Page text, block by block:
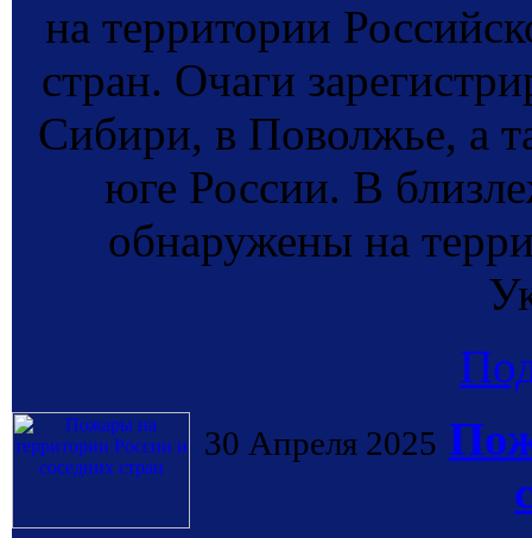
на территории
стран. Очаги
Сибири, в Поволжье, а
юге России. В
обнаружены на
30 Апреля 2025